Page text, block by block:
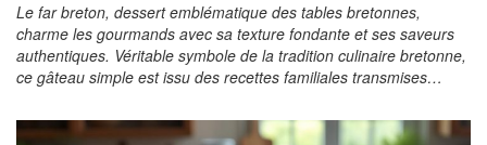
Le far breton, dessert emblématique des tables bretonnes,
charme les gourmands avec sa texture fondante et ses saveurs
authentiques. Véritable symbole de la tradition culinaire bretonne,
ce gâteau simple est issu des recettes familiales transmises…